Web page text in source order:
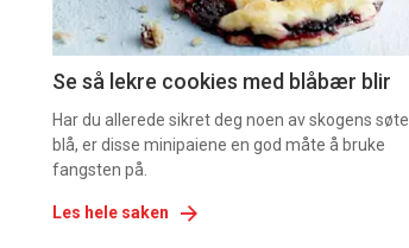
11
Se så lekre cookies med blåbær blir
Har du allerede sikret deg noen av skogens søte
blå, er disse minipaiene en god måte å bruke
fangsten på.
Les hele saken